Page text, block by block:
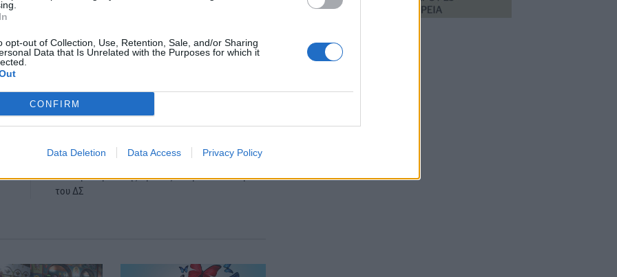
opt-out of Collection, Use, Retention, Sale, and/or Sharing
Data that Is Unrelated with the Purposes for which it
CONFIRM
Data Deletion Data Access Privacy Policy
Pinterest LinkedIn Tumblr Telegram Email
Συλλόγος Γεωπόνων Ν. Ημαθίας: Προτάσεις σε
επίκαιρα θέματα της Ημαθίας και η νέα σύνθεση
του ΔΣ